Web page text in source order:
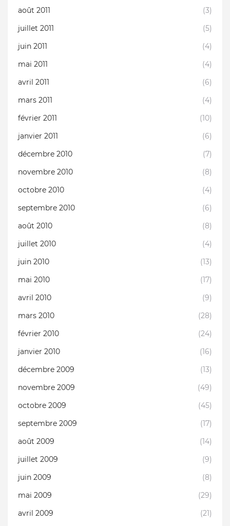
août 2011
(3)
juillet 2011
(5)
juin 2011
(4)
mai 2011
(4)
avril 2011
(6)
mars 2011
(4)
février 2011
(10)
janvier 2011
(6)
décembre 2010
(7)
novembre 2010
(8)
octobre 2010
(4)
septembre 2010
(6)
août 2010
(8)
juillet 2010
(4)
juin 2010
(13)
mai 2010
(17)
avril 2010
(9)
mars 2010
(28)
février 2010
(24)
janvier 2010
(16)
décembre 2009
(13)
novembre 2009
(49)
octobre 2009
(45)
septembre 2009
(17)
août 2009
(14)
juillet 2009
(9)
juin 2009
(8)
mai 2009
(29)
avril 2009
(21)